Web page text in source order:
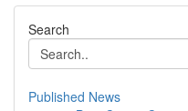
Search
Published News